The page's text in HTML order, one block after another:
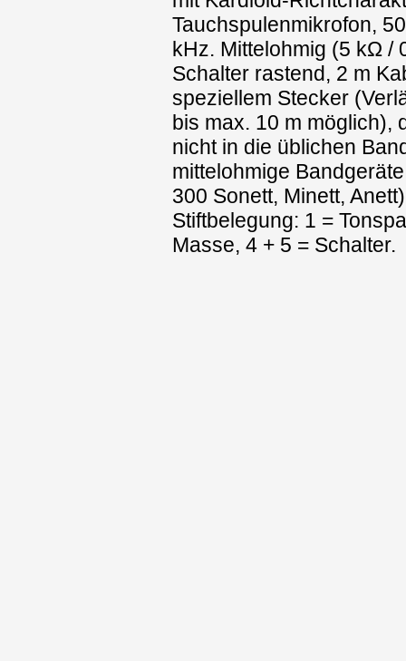
Tauchspulenmikrofon,
kHz. Mittelohmig (5 kΩ /
Schalter rastend, 2 m
speziellem Stecker
bis max. 10 m möglich),
nicht in die üblichen
mittelohmige
300 Sonett, Minett,
Stiftbelegung: 1 =
Masse, 4 + 5 = Schalter.